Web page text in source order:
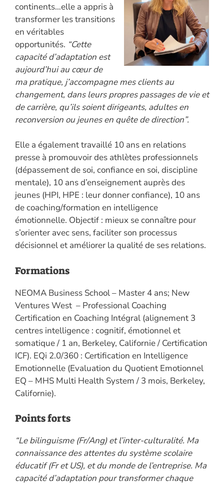
continents…elle a appris à
transformer les transitions
en véritables
opportunités. “Cette
capacité d’adaptation est
aujourd’hui au cœur de
ma pratique, j’accompagne mes clients au
changement, dans leurs propres passages de vie et
de carrière, qu’ils soient dirigeants, adultes en
reconversion ou jeunes en quête de direction”.
Elle a également travaillé 10 ans en relations
presse à promouvoir des athlètes professionnels
(dépassement de soi, confiance en soi, discipline
mentale), 10 ans d’enseignement auprès des
jeunes (HPI, HPE : leur donner confiance), 10 ans
de coaching/formation en intelligence
émotionnelle. Objectif : mieux se connaître pour
s’orienter avec sens, faciliter son processus
décisionnel et améliorer la qualité de ses relations.
Formations
NEOMA Business School – Master 4 ans; New
Ventures West – Professional Coaching
Certification en Coaching Intégral (alignement 3
centres intelligence : cognitif, émotionnel et
somatique / 1 an, Berkeley, Californie / Certification
ICF). EQi 2.0/360 : Certification en Intelligence
Emotionnelle (Evaluation du Quotient Emotionnel
EQ – MHS Multi Health System / 3 mois, Berkeley,
Californie).
Points forts
“Le bilinguisme (Fr/Ang) et l’inter-culturalité. Ma
connaissance des attentes du système scolaire
éducatif (Fr et US), et du monde de l’entreprise. Ma
capacité d’adaptation pour transformer chaque